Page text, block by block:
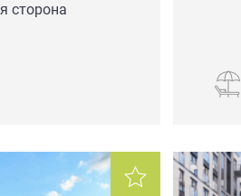
сторона